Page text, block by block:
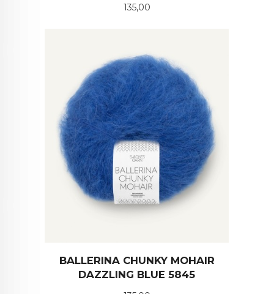
Pris
135,00
BALLERINA CHUNKY MOHAIR
DAZZLING BLUE 5845